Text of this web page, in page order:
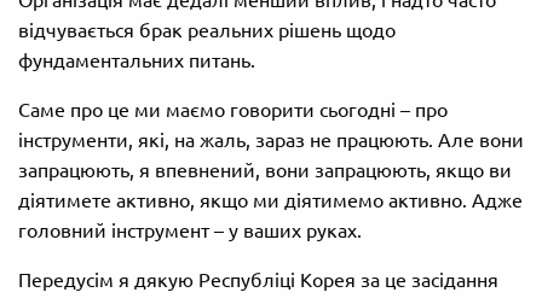
відчувається брак реальних рішень щодо
фундаментальних питань.
Саме про це ми маємо говорити сьогодні – про
інструменти, які, на жаль, зараз не працюють. Але вони
запрацюють, я впевнений, вони запрацюють, якщо ви
діятимете активно, якщо ми діятимемо активно. Адже
головний інструмент – у ваших руках.
Передусім я дякую Республіці Корея за це засідання